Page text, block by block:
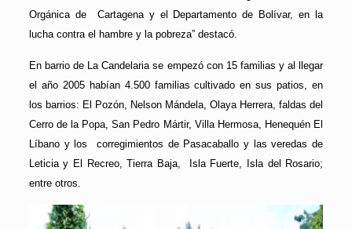
Orgánica de Cartagena y el Departamento de Bolívar, en la
lucha contra el hambre y la pobreza” destacó.
En barrio de La Candelaria se empezó con 15 familias y al llegar
el año 2005 habían 4.500 familias cultivado en sus patios, en
los barrios: El Pozón, Nelson Mándela, Olaya Herrera, faldas del
Cerro de la Popa, San Pedro Mártir, Villa Hermosa, Henequén El
Líbano y los corregimientos de Pasacaballo y las veredas de
Leticia y El Recreo, Tierra Baja, Isla Fuerte, Isla del Rosario;
entre otros.